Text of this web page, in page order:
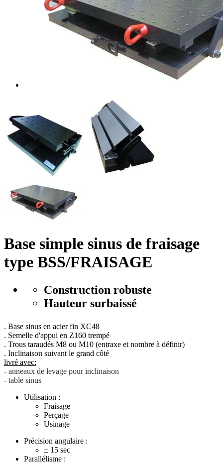
Base simple sinus de fraisage
type BSS/FRAISAGE
Construction robuste
Hauteur surbaissé
. Base sinus en acier fin XC48
. Semelle d'appui en Z160 trempé
. Trous taraudés M8 ou M10 (entraxe et nombre à définir)
. Inclinaison suivant le grand côté
livré avec:
- anneaux de levage pour inclinaison
​- table sinus
Utilisation :
Fraisage
Perçage
Usinage
Précision angulaire :
± 15 sec
Parallélisme :